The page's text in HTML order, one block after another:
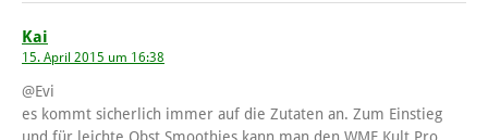
Kai
15. April 2015 um 16:38
@Evi
es kommt sicherlich immer auf die Zutaten an. Zum Einstieg